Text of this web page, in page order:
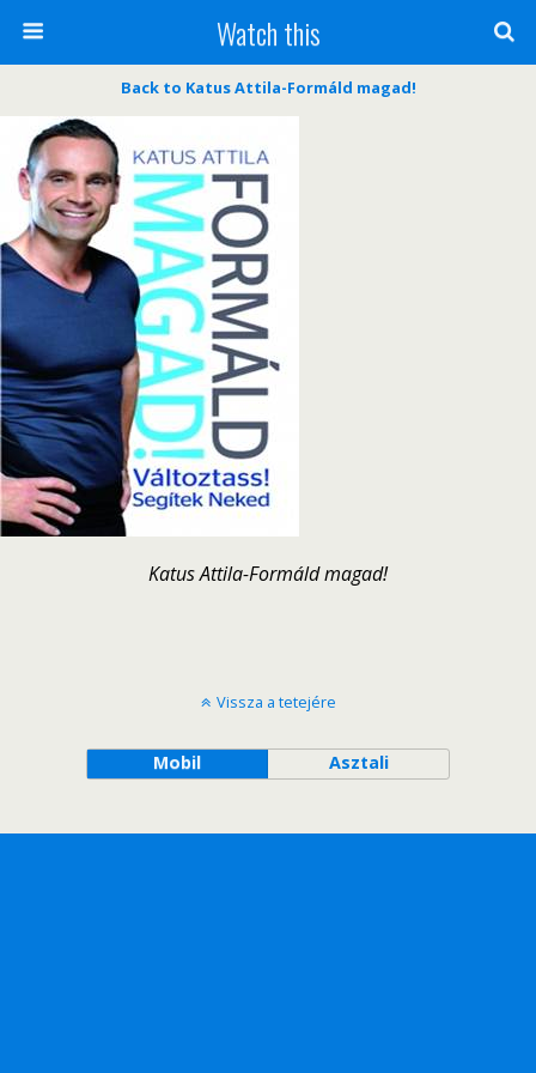
Watch this
Back to Katus Attila-Formáld magad!
Katus Attila-Formáld magad!
Vissza a tetejére
Mobil Asztali